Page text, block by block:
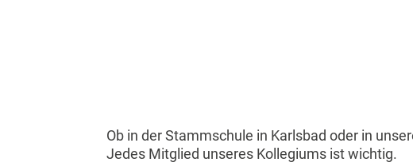
Ob in der Stammschule in Karlsbad oder in
Jedes Mitglied unseres Kollegiums ist wichtig.